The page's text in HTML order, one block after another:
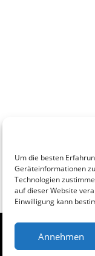
Um die besten
Geräteinformationen
Technologien
auf dieser Website
Einwilligung kann
Annehmen